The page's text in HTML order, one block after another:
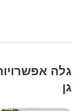
גלה
גן